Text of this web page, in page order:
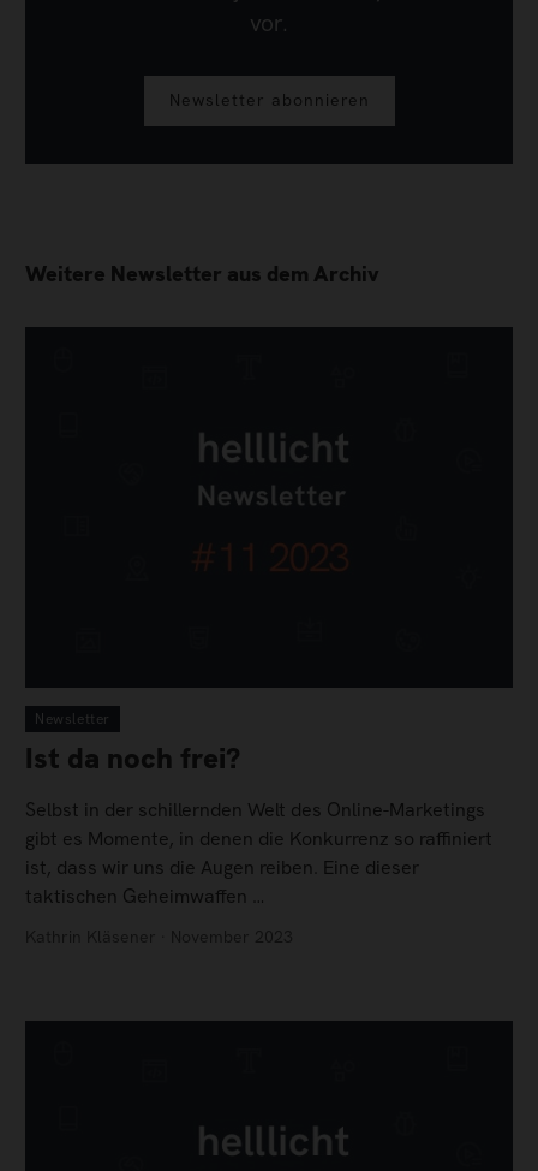
vor.
Newsletter abonnieren
Weitere Newsletter aus dem Archiv
Newsletter
Ist da noch frei?
Selbst in der schillernden Welt des Online-Marketings
gibt es Momente, in denen die Konkurrenz so raffiniert
ist, dass wir uns die Augen reiben. Eine dieser
taktischen Geheimwaffen …